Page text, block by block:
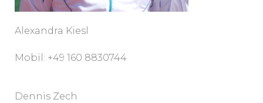
Alexandra Kiesl
Mobil: +49 160 8830744
Dennis Zech